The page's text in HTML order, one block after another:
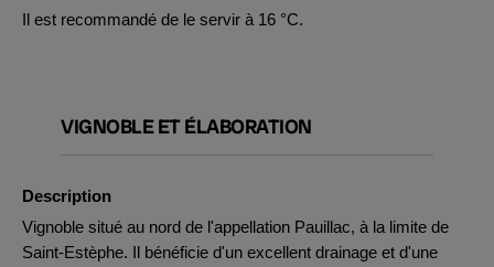
Il est recommandé de le servir à 16 °C.
VIGNOBLE ET ÉLABORATION
Description
Vignoble situé au nord de l'appellation Pauillac, à la limite de
Saint-Estèphe. Il bénéficie d'un excellent drainage et d'une